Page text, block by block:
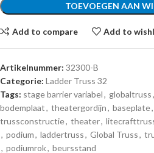
TOEVOEGEN AAN
Add to compare Add to
Artikelnummer: 32300-B
Categorie: Ladder Truss 32
Tags: stage barrier variabel, globaltruss,
bodemplaat, theatergordijn, baseplate,
trussconstructie, theater,
, podium, laddertruss, Global Truss,
, podiumrok, beursstand